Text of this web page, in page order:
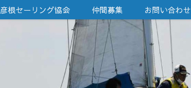
彦根セーリング協会 仲間募集 お問い合わせ